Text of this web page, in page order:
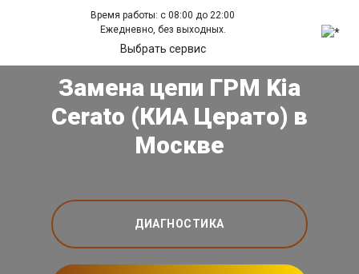
Время работы: с 08:00 до 22:00
Ежедневно, без выходных.
Выбрать сервис
Замена цепи ГРМ Kia
Cerato (КИА Церато) в
Москве
ДИАГНОСТИКА